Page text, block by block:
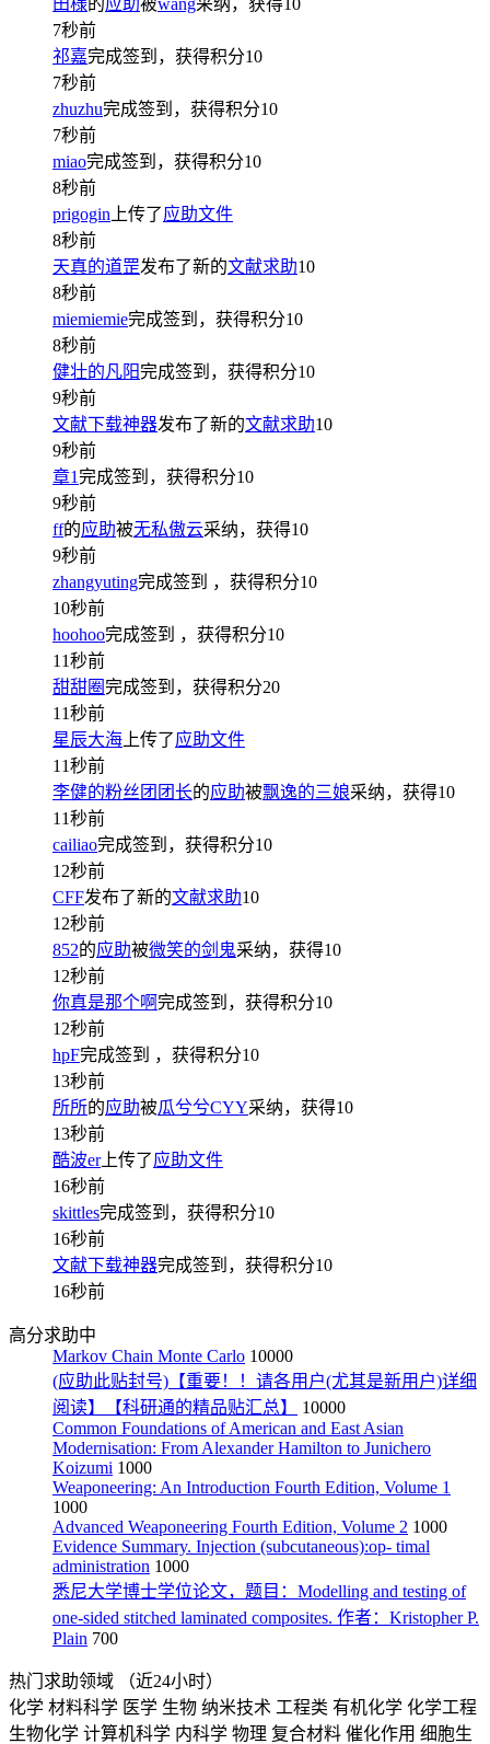
田様的应助被wang采纳，获得 10
7秒前
祁嘉完成签到，获得积分10
7秒前
zhuzhu完成签到，获得积分10
7秒前
miao完成签到，获得积分10
8秒前
prigogin 上传了应助文件
8秒前
天真的道罡发布了新的文献求助10
8秒前
miemiemie完成签到，获得积分10
8秒前
健壮的凡阳完成签到，获得积分10
9秒前
文献下载神器发布了新的文献求助10
9秒前
章1完成签到，获得积分10
9秒前
ff的应助被无私傲云采纳，获得10
9秒前
zhangyuting完成签到 ，获得积分10
10秒前
hoohoo完成签到 ，获得积分10
11秒前
甜甜圈完成签到，获得积分20
11秒前
星辰大海 上传了应助文件
11秒前
李健的粉丝团团长的应助被飘逸的三娘采纳，获得10
11秒前
cailiao完成签到，获得积分10
12秒前
CFF发布了新的文献求助10
12秒前
852的应助被微笑的剑鬼采纳，获得10
12秒前
你真是那个啊完成签到，获得积分10
12秒前
hpF完成签到 ，获得积分10
13秒前
所所的应助被瓜兮兮CYY采纳，获得10
13秒前
酷波er上传了应助文件
16秒前
skittles完成签到，获得积分10
16秒前
文献下载神器完成签到，获得积分10
16秒前
高分求助中
Markov Chain Monte Carlo 10000
(应助此贴封号)【重要！！请各用户(尤其是新用户)详细
阅读】【科研通的精品贴汇总】
10000
Common Foundations of American and East Asian
Modernisation: From Alexander Hamilton to Junichero
Koizumi 1000
Weaponeering: An Introduction Fourth Edition, Volume 1
1000
Advanced Weaponeering Fourth Edition, Volume 2 1000
Evidence Summary. Injection (subcutaneous):op- timal
administration 1000
悉尼大学博士学位论文，题目：Modelling and testing of
one-sided stitched laminated composites. 作者：Kristopher P.
Plain 700
热门求助领域
（近24小时）
化学 材料科学 医学 生物 纳米技术 工程类 有机化学 化学工程
生物化学 计算机科学 内科学 物理 复合材料 催化作用 细胞生